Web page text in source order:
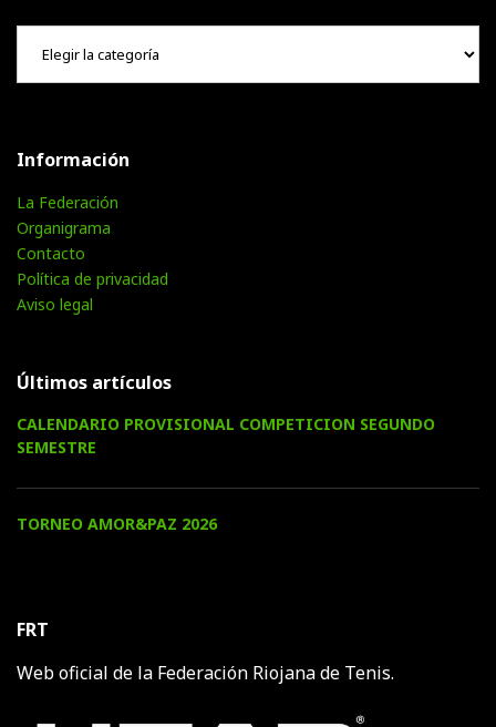
Hemeroteca
Información
La Federación
Organigrama
Contacto
Política de privacidad
Aviso legal
Últimos artículos
CALENDARIO PROVISIONAL COMPETICION SEGUNDO
SEMESTRE
TORNEO AMOR&PAZ 2026
FRT
Web oficial de la Federación Riojana de Tenis.